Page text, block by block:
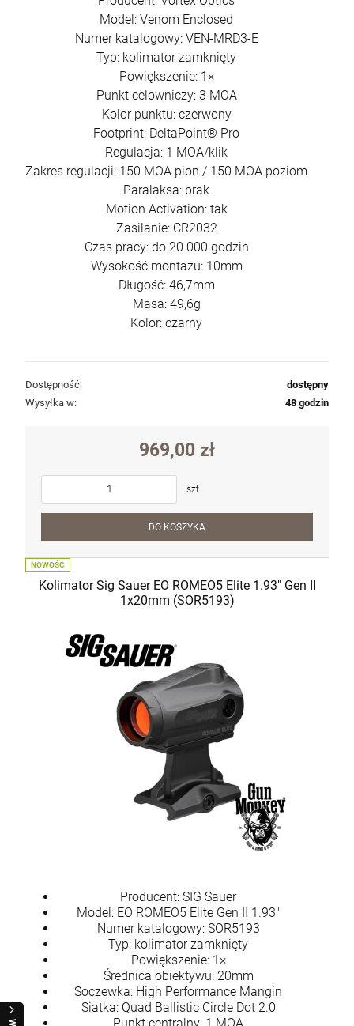
Model: Venom Enclosed
Numer katalogowy: VEN-MRD3-E
Typ: kolimator zamknięty
Powiększenie: 1×
Punkt celowniczy: 3 MOA
Kolor punktu: czerwony
Footprint: DeltaPoint® Pro
Regulacja: 1 MOA/klik
Zakres regulacji: 150 MOA pion / 150 MOA poziom
Paralaksa: brak
Motion Activation: tak
Zasilanie: CR2032
Czas pracy: do 20 000 godzin
Wysokość montażu: 10mm
Długość: 46,7mm
Masa: 49,6g
Kolor: czarny
Dostępność:
dostępny
Wysyłka w:
48 godzin
969,00 zł
szt.
DO KOSZYKA
Kolimator Sig Sauer EO ROMEO5 Elite 1.93" Gen II
1x20mm (SOR5193)
Producent: SIG Sauer
Model: EO ROMEO5 Elite Gen II 1.93"
Numer katalogowy: SOR5193
Typ: kolimator zamknięty
Powiększenie: 1×
Średnica obiektywu: 20mm
Soczewka: High Performance Mangin
Siatka: Quad Ballistic Circle Dot 2.0
NOWOŚĆ